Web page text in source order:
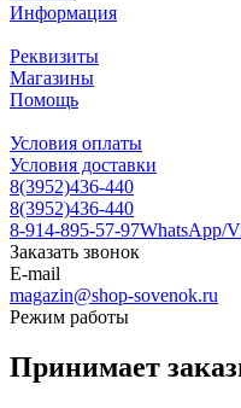
Информация
Реквизиты
Магазины
Помощь
Условия оплаты
Условия доставки
8(3952)436-440
8(3952)436-440
8-914-895-57-97WhatsApp/
Заказать звонок
E-mail
magazin@shop-sovenok.ru
Режим работы
Принимает